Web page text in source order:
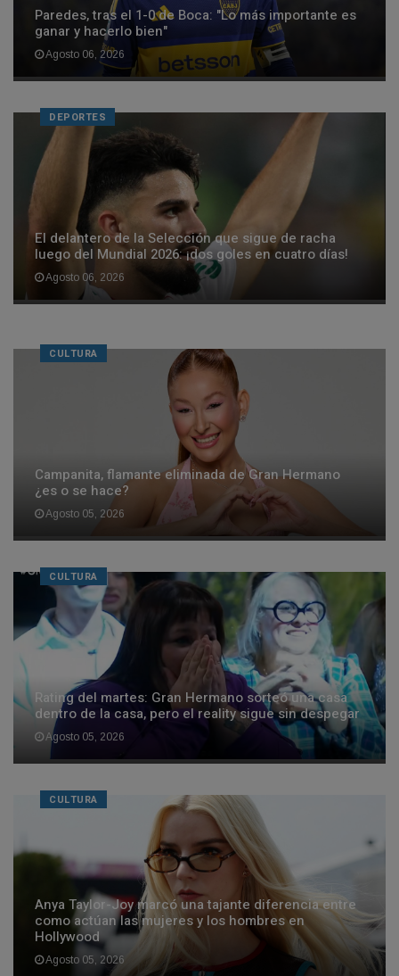
Paredes, tras el 1-0 de Boca: "Lo más importante es
ganar y hacerlo bien"
Agosto 06, 2026
DEPORTES
El delantero de la Selección que sigue de racha
luego del Mundial 2026: ¡dos goles en cuatro días!
Agosto 06, 2026
CULTURA
Campanita, flamante eliminada de Gran Hermano
¿es o se hace?
Agosto 05, 2026
CULTURA
Rating del martes: Gran Hermano sorteó una casa
dentro de la casa, pero el reality sigue sin despegar
Agosto 05, 2026
CULTURA
Anya Taylor-Joy marcó una tajante diferencia entre
como actúan las mujeres y los hombres en
Hollywood
Agosto 05, 2026